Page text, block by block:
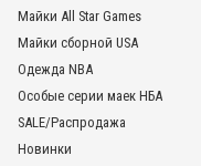
Майки All Star Games
Майки сборной USA
Одежда NBA
Особые серии маек НБА
SALE/Распродажа
Новинки